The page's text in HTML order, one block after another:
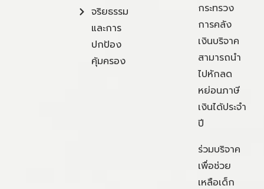
จริยธรรม
และการ
ปกป้อง
คุ้มครอง
กระทรวง
การคลัง
เงินบริจาค
สามารถนำ
ไปหักลด
หย่อนภาษี
เงินได้ประจำ
ปี
ร่วมบริจาค
เพื่อช่วย
เหลือเด็ก